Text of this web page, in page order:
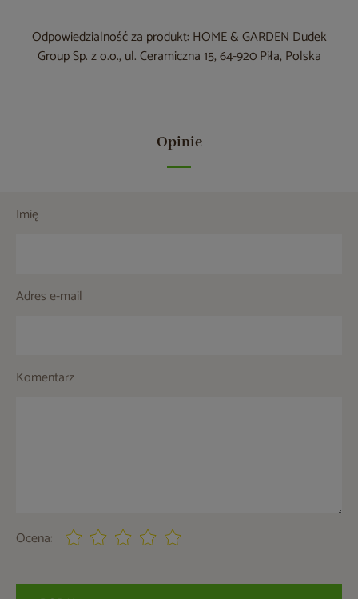
Odpowiedzialność za produkt: HOME & GARDEN Dudek
Group Sp. z o.o., ul. Ceramiczna 15, 64-920 Piła, Polska
Opinie
Imię
Adres e-mail
Komentarz
Ocena: